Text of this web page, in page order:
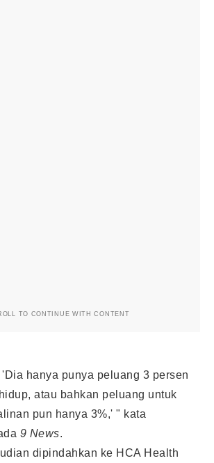
TO CONTINUE WITH CONTENT
hanya punya peluang 3 persen
atau bahkan peluang untuk
pun hanya 3%,' " kata
9 News.
dipindahkan ke HCA Health